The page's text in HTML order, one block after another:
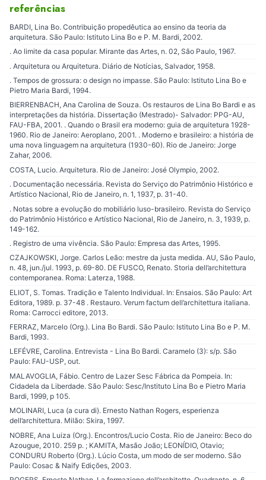
referências
BARDI, Lina Bo. Contribuição propedêutica ao ensino da teoria da
arquitetura. São Paulo: Istituto Lina Bo e P. M. Bardi, 2002.
. Ao limite da casa popular. Mirante das Artes, n. 02, São Paulo, 1967.
. Arquitetura ou Arquitetura. Diário de Notícias, Salvador, 1958.
. Tempos de grossura: o design no impasse. São Paulo: Istituto Lina Bo e
Pietro Maria Bardi, 1994.
BIERRENBACH, Ana Carolina de Souza. Os restauros de Lina Bo Bardi e as
interpretações da história. Dissertação (Mestrado)- Salvador: PPG-AU,
FAU-FBA, 2001. . Quando o Brasil era moderno: guia de arquitetura 1928-
1960. Rio de Janeiro: Aeroplano, 2001. . Moderno e brasileiro: a história de
uma nova linguagem na arquitetura (1930-60). Rio de Janeiro: Jorge
Zahar, 2006.
COSTA, Lucio. Arquitetura. Rio de Janeiro: José Olympio, 2002.
. Documentação necessária. Revista do Serviço do Patrimônio Histórico e
Artístico Nacional, Rio de Janeiro, n. 1, 1937, p. 31-40.
. Notas sobre a evolução do mobiliário luso-brasileiro. Revista do Serviço
do Patrimônio Histórico e Artístico Nacional, Rio de Janeiro, n. 3, 1939, p.
149-162.
. Registro de uma vivência. São Paulo: Empresa das Artes, 1995.
CZAJKOWSKI, Jorge. Carlos Leão: mestre da justa medida. AU, São Paulo,
n. 48, jun./jul. 1993, p. 69-80. DE FUSCO, Renato. Storia dell’architettura
contemporanea. Roma: Laterza, 1988.
ELIOT, S. Tomas. Tradição e Talento Individual. In: Ensaios. São Paulo: Art
Editora, 1989. p. 37-48 . Restauro. Verum factum dell’architettura italiana.
Roma: Carrocci editore, 2013.
FERRAZ, Marcelo (Org.). Lina Bo Bardi. São Paulo: Istituto Lina Bo e P. M.
Bardi, 1993.
LEFÉVRE, Carolina. Entrevista - Lina Bo Bardi. Caramelo (3): s/p. São
Paulo: FAU-USP, out.
MALAVOGLIA, Fábio. Centro de Lazer Sesc Fábrica da Pompeia. In:
Cidadela da Liberdade. São Paulo: Sesc/Instituto Lina Bo e Pietro Maria
Bardi, 1999, p 105.
MOLINARI, Luca (a cura di). Ernesto Nathan Rogers, esperienza
dell’architettura. Milão: Skira, 1997.
NOBRE, Ana Luiza (Org.). Encontros/Lucio Costa. Rio de Janeiro: Beco do
Azougue, 2010. 259 p. ; KAMITA, Masão João; LEONÍDIO, Otavio;
CONDURU Roberto (Org.). Lúcio Costa, um modo de ser moderno. São
Paulo: Cosac & Naify Edições, 2003.